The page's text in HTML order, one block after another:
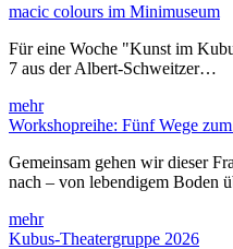
macic colours im Minimuseum
Für eine Woche "Kunst im
7 aus der Albert-Schweitzer…
mehr
Workshopreihe: Fünf Wege
Gemeinsam gehen wir dieser
nach – von lebendigem Boden
mehr
Kubus-Theatergruppe 2026